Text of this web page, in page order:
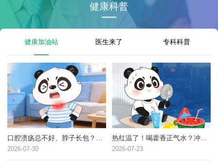
健康科普
健康加油站 医生来了 专科科普
2026-07-30 2026-07-23